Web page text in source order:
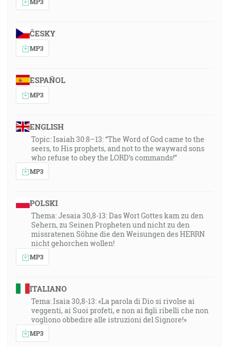
ČESKY
MP3
ESPAÑOL
MP3
ENGLISH
Topic: Isaiah 30:8–13: “The Word of God came to the
seers, to His prophets, and not to the wayward sons
who refuse to obey the LORD’s commands!”
MP3
POLSKI
Thema: Jesaia 30,8-13: Das Wort Gottes kam zu den
Sehern, zu Seinen Propheten und nicht zu den
missratenen Söhne die den Weisungen des HERRN
nicht gehorchen wollen!
MP3
ITALIANO
Tema: Isaia 30,8-13: «La parola di Dio si rivolse ai
veggenti, ai Suoi profeti, e non ai figli ribelli che non
vogliono obbedire alle istruzioni del Signore!»
MP3